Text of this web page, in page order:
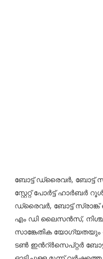
ബോട്ട് ഡ്രൈവർ, ബോട്ട്
സ്റ്റേറ്റ് പോർട്ട് ഹാർബർ
ഡ്രൈവർ, ബോട്ട്
എം ഡി ലൈസൻസ്,
സാങ്കേതിക യോഗ്യതയും
ടൺ ഇൻറ്ർസെപ്റ്റർ